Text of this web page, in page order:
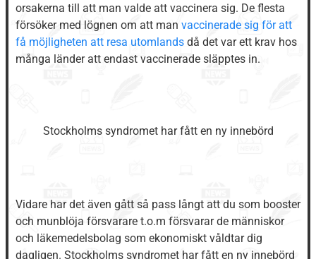
orsakerna till att man valde att vaccinera sig. De flesta
försöker med lögnen om att man vaccinerade sig för att
få möjligheten att resa utomlands då det var ett krav hos
många länder att endast vaccinerade släpptes in.
Stockholms syndromet har fått en ny innebörd
Vidare har det även gått så pass långt att du som booster
och munblöja försvarare t.o.m försvarar de människor
och läkemedelsbolag som ekonomiskt våldtar dig
dagligen. Stockholms syndromet har fått en ny innebörd